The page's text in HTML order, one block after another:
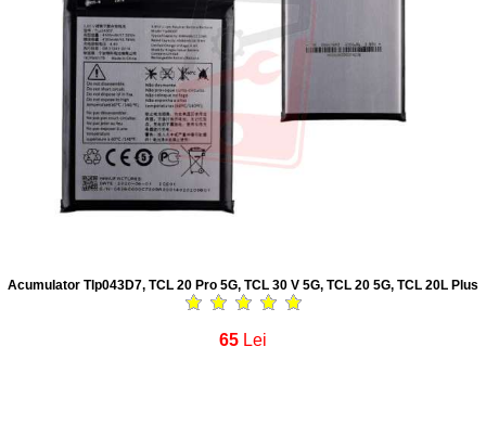
Acumulator Tlp043D7, TCL 20 Pro 5G, TCL 30 V 5G, TCL 20 5G, TCL 20L Plus
65 Lei